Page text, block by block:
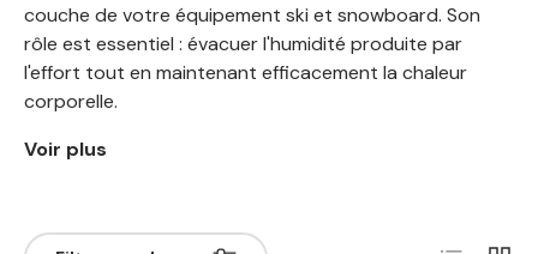
couche de votre équipement ski et snowboard. Son
rôle est essentiel : évacuer l'humidité produite par
l'effort tout en maintenant efficacement la chaleur
corporelle.
Voir plus